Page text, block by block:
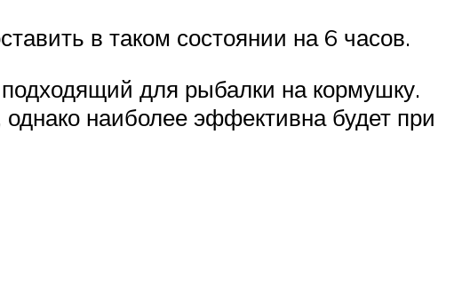
в таком состоянии на 6 часов.
для рыбалки на кормушку.
наиболее эффективна будет при